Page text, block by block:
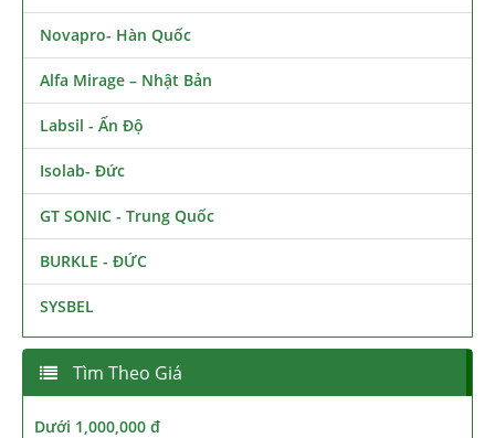
Novapro- Hàn Quốc
Alfa Mirage – Nhật Bản
Labsil - Ấn Độ
Isolab- Đức
GT SONIC - Trung Quốc
BURKLE - ĐỨC
SYSBEL
Tìm Theo Giá
Dưới 1,000,000 đ